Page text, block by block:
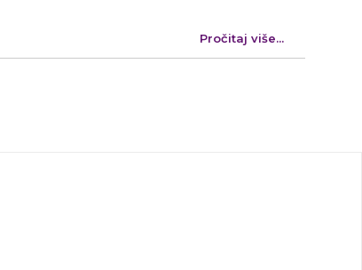
Pročitaj više...